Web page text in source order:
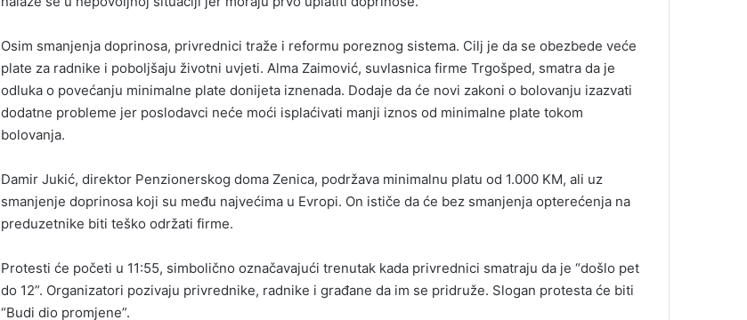
Osim smanjenja doprinosa, privrednici traže i reformu poreznog sistema. Cilj je da se obezbede veće
plate za radnike i poboljšaju životni uvjeti. Alma Zaimović, suvlasnica firme Trgošped, smatra da je
odluka o povećanju minimalne plate donijeta iznenada. Dodaje da će novi zakoni o bolovanju izazvati
dodatne probleme jer poslodavci neće moći isplaćivati manji iznos od minimalne plate tokom
bolovanja.
Damir Jukić, direktor Penzionerskog doma Zenica, podržava minimalnu platu od 1.000 KM, ali uz
smanjenje doprinosa koji su među najvećima u Evropi. On ističe da će bez smanjenja opterećenja na
preduzetnike biti teško održati firme.
Protesti će početi u 11:55, simbolično označavajući trenutak kada privrednici smatraju da je “došlo pet
do 12”. Organizatori pozivaju privrednike, radnike i građane da im se pridruže. Slogan protesta će biti
“Budi dio promjene”.